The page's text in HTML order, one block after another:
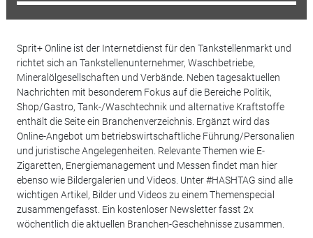
Sprit+ Online ist der Internetdienst für den Tankstellenmarkt und
richtet sich an Tankstellenunternehmer, Waschbetriebe,
Mineralölgesellschaften und Verbände. Neben tagesaktuellen
Nachrichten mit besonderem Fokus auf die Bereiche Politik,
Shop/Gastro, Tank-/Waschtechnik und alternative Kraftstoffe
enthält die Seite ein Branchenverzeichnis. Ergänzt wird das
Online-Angebot um betriebswirtschaftliche Führung/Personalien
und juristische Angelegenheiten. Relevante Themen wie E-
Zigaretten, Energiemanagement und Messen findet man hier
ebenso wie Bildergalerien und Videos. Unter #HASHTAG sind alle
wichtigen Artikel, Bilder und Videos zu einem Themenspecial
zusammengefasst. Ein kostenloser Newsletter fasst 2x
wöchentlich die aktuellen Branchen-Geschehnisse zusammen.